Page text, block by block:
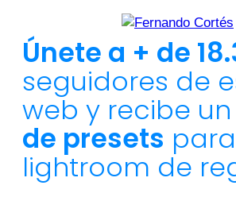
Únete a + de
seguidores de
web y recibe un
de presets para
lightroom de